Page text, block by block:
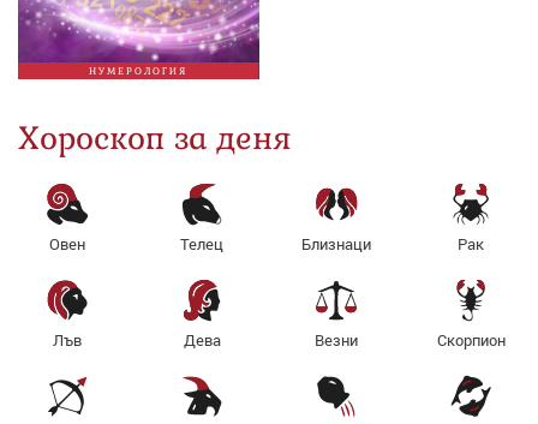
НУМЕРОЛОГИЯ
Хороскоп за деня
Овен Телец Близнаци Рак
Лъв Дева Везни Скорпион